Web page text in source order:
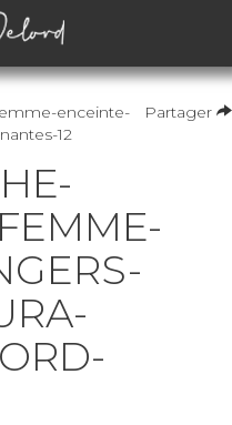
Partager
enceinte-
12